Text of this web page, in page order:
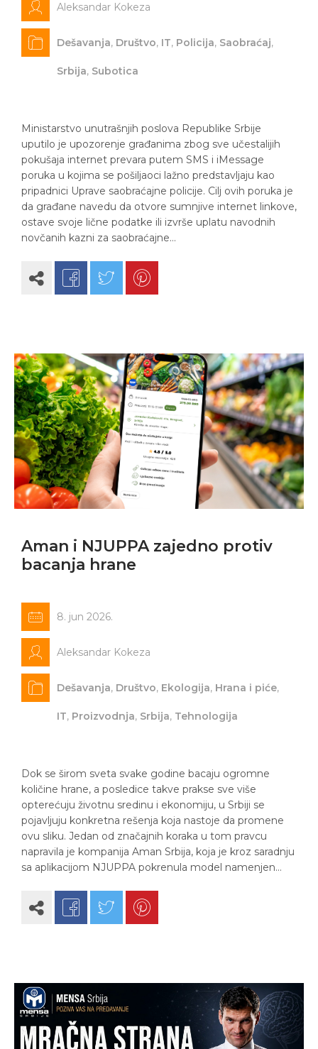
Aleksandar Kokeza
Dešavanja, Društvo, IT, Policija, Saobraćaj,
Srbija, Subotica
Ministarstvo unutrašnjih poslova Republike Srbije
uputilo je upozorenje građanima zbog sve učestalijih
pokušaja internet prevara putem SMS i iMessage
poruka u kojima se pošiljaoci lažno predstavljaju kao
pripadnici Uprave saobraćajne policije. Cilj ovih poruka je
da građane navedu da otvore sumnjive internet linkove,
ostave svoje lične podatke ili izvrše uplatu navodnih
novčanih kazni za saobraćajne…
Aman i NJUPPA zajedno protiv
bacanja hrane
8. jun 2026.
Aleksandar Kokeza
Dešavanja, Društvo, Ekologija, Hrana i piće,
IT, Proizvodnja, Srbija, Tehnologija
Dok se širom sveta svake godine bacaju ogromne
količine hrane, a posledice takve prakse sve više
opterećuju životnu sredinu i ekonomiju, u Srbiji se
pojavljuju konkretna rešenja koja nastoje da promene
ovu sliku. Jedan od značajnih koraka u tom pravcu
napravila je kompanija Aman Srbija, koja je kroz saradnju
sa aplikacijom NJUPPA pokrenula model namenjen…